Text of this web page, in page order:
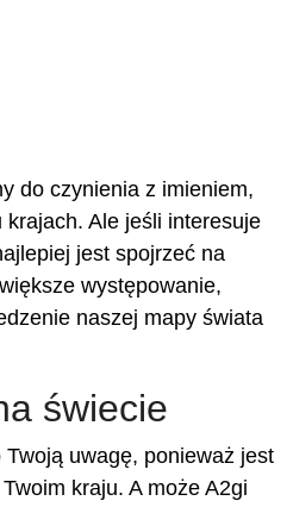
do czynienia z imieniem,
Ale jeśli interesuje
jest spojrzeć na
występowanie,
naszej mapy świata
świecie
Twoją uwagę, ponieważ jest
kraju. A może A2gi